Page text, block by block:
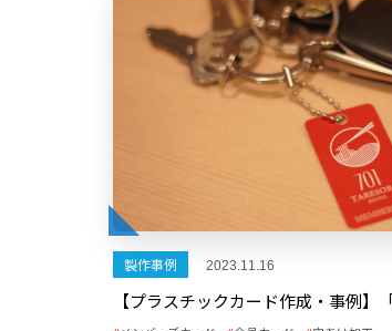
製作事例 2023.11.16